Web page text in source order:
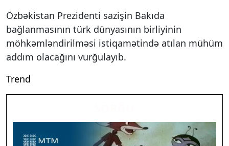
Özbəkistan Prezidenti sazişin Bakıda
bağlanmasının türk dünyasının birliyinin
möhkəmləndirilməsi istiqamətində atılan mühüm
addım olacağını vurğulayıb.
Trend